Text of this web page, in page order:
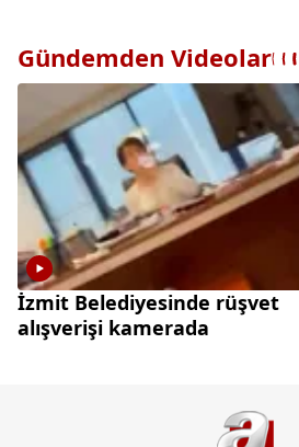
Gündemden Videolar
İzmit Belediyesinde rüşvet
alışverişi kamerada